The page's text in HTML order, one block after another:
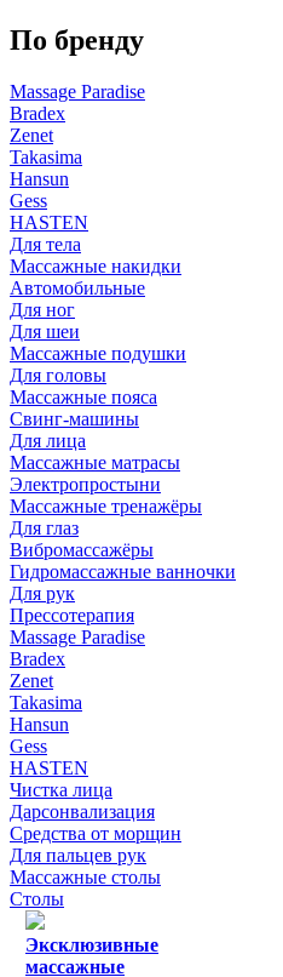
По бренду
Massage Paradise
Bradex
Zenet
Takasima
Hansun
Gess
HASTEN
Для тела
Массажные накидки
Автомобильные
Для ног
Для шеи
Массажные подушки
Для головы
Массажные пояса
Свинг-машины
Для лица
Массажные матрасы
Электропростыни
Массажные тренажёры
Для глаз
Вибромассажёры
Гидромассажные ванночки
Для рук
Прессотерапия
Massage Paradise
Bradex
Zenet
Takasima
Hansun
Gess
HASTEN
Чистка лица
Дарсонвализация
Средства от морщин
Для пальцев рук
Массажные столы
Столы
Эксклюзивные
массажные